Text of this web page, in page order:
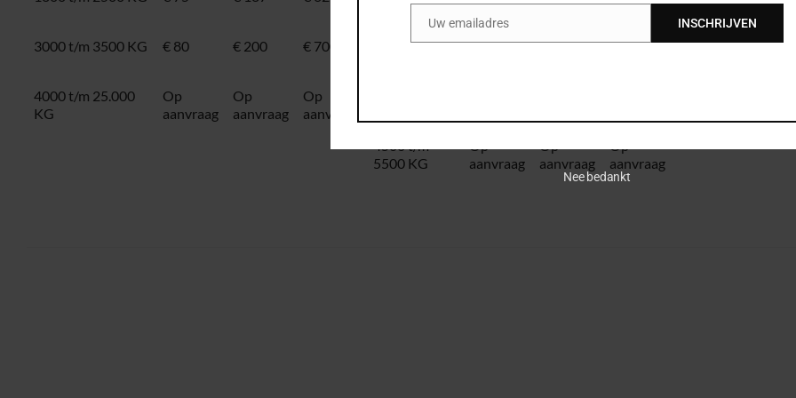
3000 t/m 3500 KG € 80 € 200 € 700
3000 t/m
€ 105 € 262,50 € 918,75
4000 t/m 25.000
KG
Op
aanvraag
Op
aanvraag
Op
aanvraag
5500 KG
aanvraag
aanvraag
aanvraag
EmailUw emailadres INSCHRIJVEN
Nee bedankt